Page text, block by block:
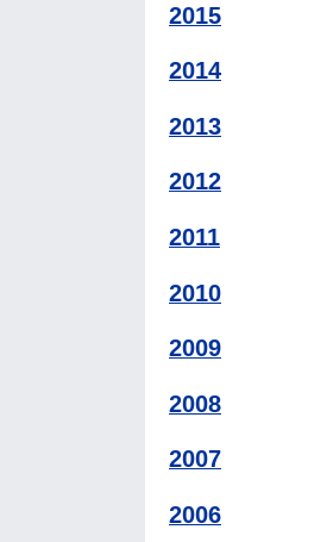
2015
2014
2013
2012
2011
2010
2009
2008
2007
2006